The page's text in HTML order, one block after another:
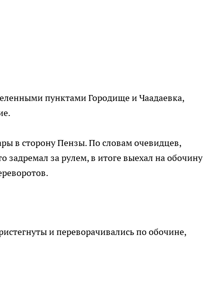
пунктами Городище и Чаадаевка,
в сторону Пензы. По словам очевидцев,
задремал за рулем, в итоге выехал на обочину
и переворачивались по обочине,